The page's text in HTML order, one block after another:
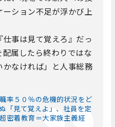
ション不足が浮かび上
仕事は見て覚えろ』だっ
属したら終わりではな
なければ」と人事総務
率５０％の危機的状況をど
「見て覚えよ」、社員を定
密着教育＝大家族主義経